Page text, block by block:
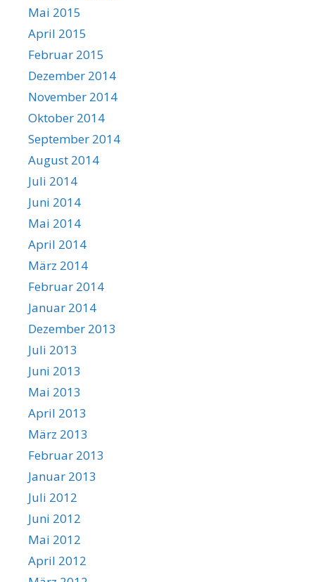
Mai 2015
April 2015
Februar 2015
Dezember 2014
November 2014
Oktober 2014
September 2014
August 2014
Juli 2014
Juni 2014
Mai 2014
April 2014
März 2014
Februar 2014
Januar 2014
Dezember 2013
Juli 2013
Juni 2013
Mai 2013
April 2013
März 2013
Februar 2013
Januar 2013
Juli 2012
Juni 2012
Mai 2012
April 2012